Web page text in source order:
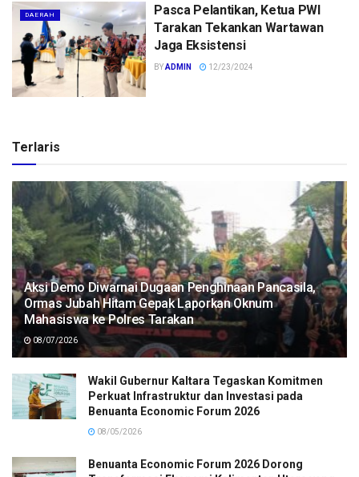
DAERAH
Pasca Pelantikan, Ketua PWI
Tarakan Tekankan Wartawan
Jaga Eksistensi
BYADMIN 12/23/2024
Terlaris
Aksi Demo Diwarnai Dugaan Penghinaan Pancasila,
Ormas Jubah Hitam Gepak Laporkan Oknum
Mahasiswa ke Polres Tarakan
08/07/2026
Wakil Gubernur Kaltara Tegaskan Komitmen
Perkuat Infrastruktur dan Investasi pada
Benuanta Economic Forum 2026
08/05/2026
Benuanta Economic Forum 2026 Dorong